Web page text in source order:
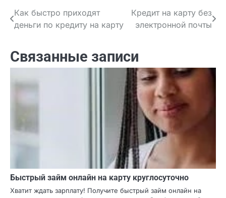
рынок банковских услуг. Это ваш путь к
процветанию и стабильности в наше непростое
POST
Навигация
по
записям
Как быстро приходят
Кредит на карту без
электронной почты
Связанные записи